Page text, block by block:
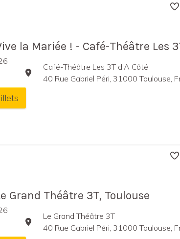
la Mariée ! - Café-Théâtre Les
Café-Théâtre Les 3T d'A Côté
40 Rue Gabriel Péri, 31000 Toulouse,
Grand Théâtre 3T, Toulouse
Le Grand Théâtre 3T
40 Rue Gabriel Péri, 31000 Toulouse,